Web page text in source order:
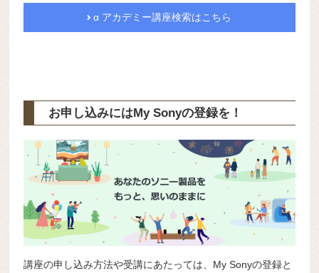
α アカデミー講座検索はこちら
お申し込みにはMy Sonyの登録を！
講座の申し込み方法や受講にあたっては、My Sonyの登録と